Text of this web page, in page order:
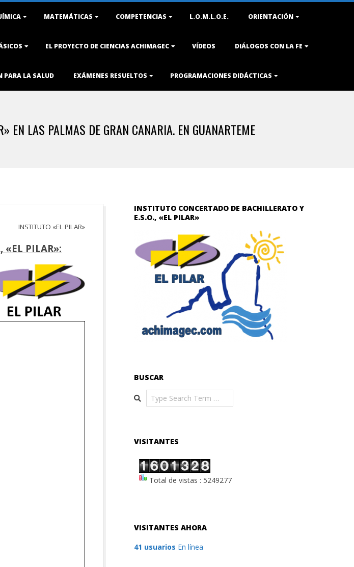
MATEMÁTICAS COMPETENCIAS L.O.M.L.O.E. ORIENTACIÓN
EL PROYECTO DE CIENCIAS ACHIMAGEC VÍDEOS DIÁLOGOS CON LA FE
PARA LA SALUD EXÁMENES RESUELTOS PROGRAMACIONES DIDÁCTICAS
EN LAS PALMAS DE GRAN CANARIA. EN GUANARTEME
INSTITUTO «EL PILAR»
«EL PILAR»:
INSTITUTO CONCERTADO DE BACHILLERATO Y
E.S.O., «EL PILAR»
BUSCAR
Search
VISITANTES
Total de vistas : 5249277
VISITANTES AHORA
41 usuarios En línea